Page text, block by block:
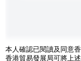
本人確認已閱讀及同意
香港貿易發展局可將上